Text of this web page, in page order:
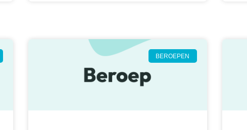
BEROEPEN